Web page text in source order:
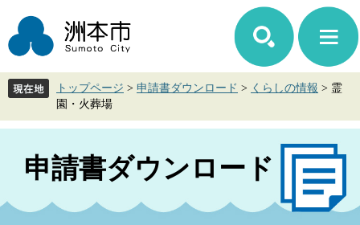
ジ
先
す。
ュ
を
し
トップページ > 申請書ダウンロード > くらしの情報 > 霊
園・火葬場
申請書ダウンロード